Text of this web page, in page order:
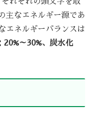
れぞれの頭文字を取
主なエネルギー源であ
エネルギーバランスは
20%～30%、炭水化